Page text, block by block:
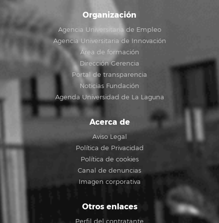
Organización
Agencia Universitaria de Empleo
Agencia Universitaria de Innovación
Área de formación
Dirección Gerencia
Portal de transparencia
Noticias Fundación
Agenda Universidad de La Laguna
Acerca de
Aviso Legal
Política de Privacidad
Política de cookies
Canal de denuncias
Imagen corporativa
Otros enlaces